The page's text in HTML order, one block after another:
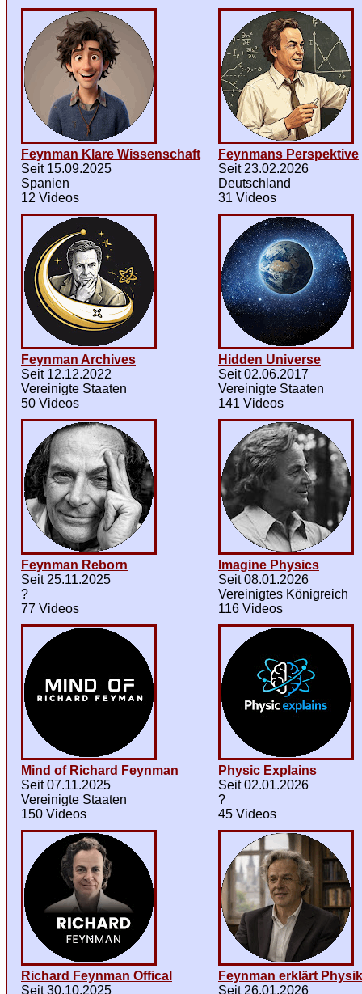
Feynman Klare Wissenschaft
Seit 15.09.2025
Spanien
12 Videos
Feynmans Perspektive
Seit 23.02.2026
Deutschland
31 Videos
Feynman Archives
Seit 12.12.2022
Vereinigte Staaten
50 Videos
Hidden Universe
Seit 02.06.2017
Vereinigte Staaten
141 Videos
Feynman Reborn
Seit 25.11.2025
?
77 Videos
Imagine Physics
Seit 08.01.2026
Vereinigtes Königreich
116 Videos
Mind of Richard Feynman
Seit 07.11.2025
Vereinigte Staaten
150 Videos
Physic Explains
Seit 02.01.2026
?
45 Videos
Richard Feynman Offical
Seit 30.10.2025
Feynman erklärt Physik
Seit 26.01.2026